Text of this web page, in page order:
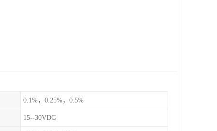
0.1%，0.25%，0.5%
15--30VDC